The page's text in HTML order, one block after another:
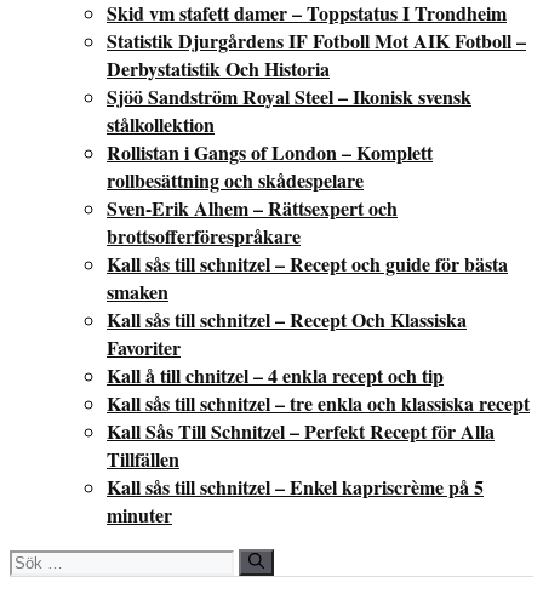
Skid vm stafett damer – Toppstatus I Trondheim
Statistik Djurgårdens IF Fotboll Mot AIK Fotboll –
Derbystatistik Och Historia
Sjöö Sandström Royal Steel – Ikonisk svensk
stålkollektion
Rollistan i Gangs of London – Komplett
rollbesättning och skådespelare
Sven-Erik Alhem – Rättsexpert och
brottsofferförespråkare
Kall sås till schnitzel – Recept och guide för bästa
smaken
Kall sås till schnitzel – Recept Och Klassiska
Favoriter
Kall å till chnitzel – 4 enkla recept och tip
Kall sås till schnitzel – tre enkla och klassiska recept
Kall Sås Till Schnitzel – Perfekt Recept för Alla
Tillfällen
Kall sås till schnitzel – Enkel kapriscrème på 5
minuter
Sök
efter: